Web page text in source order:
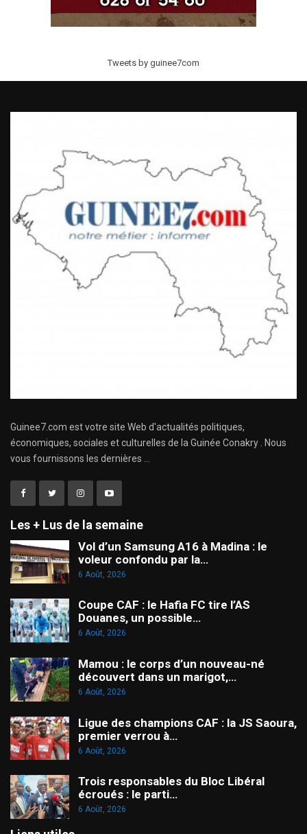
Tweets by guinee7com
Guinee7.com est votre site Web d'actualités politiques,
économiques, sociales et culturelles de la Guinée Conakry . Nous
vous fournissons les dernières ...
Les + Lus de la semaine
Vol d’un Samsung A16 à Madina : le
voleur confondu par la…
6 Août, 2026
Coupe CAF : le Hafia FC tire l’AS
Douanes, un possible…
6 Août, 2026
Mamou : le corps d’un nouveau-né
découvert dans un marigot,…
6 Août, 2026
Ligue des champions CAF : la JS Saoura,
premier verrou à…
6 Août, 2026
Trois responsables du Bloc Libéral
écroués : le parti…
6 Août, 2026